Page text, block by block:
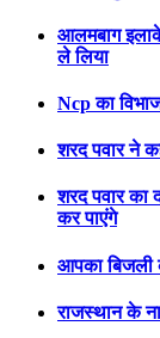
आलमबाग
ले लिया
Ncp का
शरद पवार ने
शरद पवार का
कर पाएंगे
आपका बिजली
राजस्थान के